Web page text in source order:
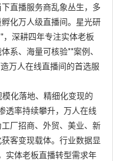
直播服务商乱象丛生，多
化万人级直播间。星光研
深耕四年专注实体老板
系、海量可核验**案例、
万人在线直播间的首选服
化落地、精细化变现的
透率持续攀升，万人在线
厂招商、外贸、美业、新
客变现载体。行业数据显
实体老板直播转型需求年